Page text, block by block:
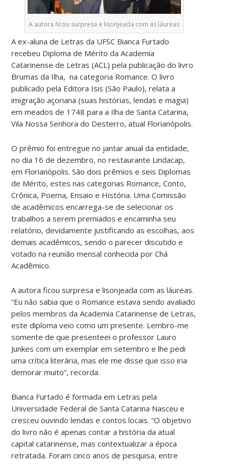
A autora ficou surpresa e lisonjeada com as láureas
A ex-aluna de Letras da UFSC Bianca Furtado
recebeu Diploma de Mérito da Academia
Catarinense de Letras (ACL) pela publicação do livro
Brumas da Ilha, na categoria Romance. O livro
publicado pela Editora Isis (São Paulo), relata a
imigração açoriana (suas histórias, lendas e magia)
em meados de 1748 para a Ilha de Santa Catarina,
Vila Nossa Senhora do Desterro, atual Florianópolis.
O prêmio foi entregue no jantar anual da entidade,
no dia 16 de dezembro, no restaurante Lindacap,
em Florianópolis. São dois prêmios e seis Diplomas
de Mérito, estes nas categorias Romance, Conto,
Crônica, Poema, Ensaio e História. Uma Comissão
de acadêmicos encarrega-se de selecionar os
trabalhos a serem premiados e encaminha seu
relatório, devidamente justificando as escolhas, aos
demais acadêmicos, sendo o parecer discutido e
votado na reunião mensal conhecida por Chá
Acadêmico.
A autora ficou surpresa e lisonjeada com as láureas.
“Eu não sabia que o Romance estava sendo avaliado
pelos membros da Academia Catarinense de Letras,
este diploma veio como um presente. Lembro-me
somente de que presenteei o professor Lauro
Junkes com um exemplar em setembro e lhe pedi
uma crítica literária, mas ele me disse que isso iria
demorar muito”, recorda.
Bianca Furtado é formada em Letras pela
Universidade Federal de Santa Catarina Nasceu e
cresceu ouvindo lendas e contos locais. “O objetivo
do livro não é apenas contar a história da atual
capital catarinense, mas contextualizar a época
retratada. Foram cinco anos de pesquisa, entre